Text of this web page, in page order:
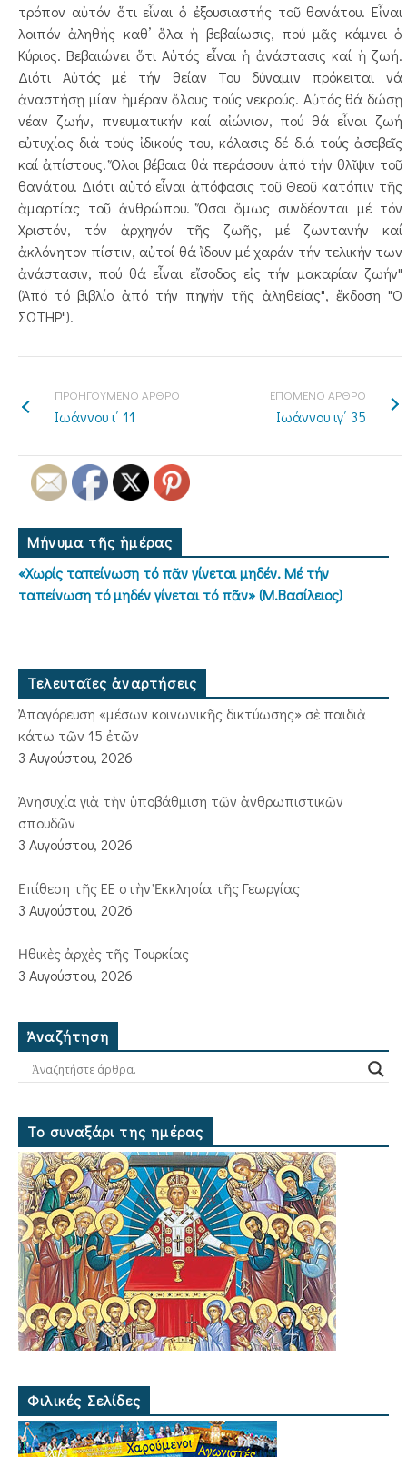
τρόπον αὐτόν ὅτι εἶναι ὁ ἐξουσιαστής τοῦ θανάτου. Εἶναι
λοιπόν ἀληθής καθ’ ὅλα ἡ βεβαίωσις, πού μᾶς κάμνει ὁ
Κύριος. Βεβαιώνει ὅτι Αὐτός εἶναι ἡ ἀνάστασις καί ἡ ζωή.
Διότι Αὐτός μέ τήν θείαν Του δύναμιν πρόκειται νά
ἀναστήσῃ μίαν ἡμέραν ὅλους τούς νεκρούς. Αὐτός θά δώσῃ
νέαν ζωήν, πνευματικήν καί αἰώνιον, πού θά εἶναι ζωή
εὐτυχίας διά τούς ἰδικούς του, κόλασις δέ διά τούς ἀσεβεῖς
καί ἀπίστους. Ὅλοι βέβαια θά περάσουν ἀπό τήν θλῖψιν τοῦ
θανάτου. Διότι αὐτό εἶναι ἀπόφασις τοῦ Θεοῦ κατόπιν τῆς
ἁμαρτίας τοῦ ἀνθρώπου. Ὅσοι ὅμως συνδέονται μέ τόν
Χριστόν, τόν ἀρχηγόν τῆς ζωῆς, μέ ζωντανήν καί
ἀκλόνητον πίστιν, αὐτοί θά ἴδουν μέ χαράν τήν τελικήν των
ἀνάστασιν, πού θά εἶναι εἴσοδος εἰς τήν μακαρίαν ζωήν"
(Ἀπό τό βιβλίο ἀπό τήν πηγήν τῆς ἀληθείας", ἔκδοση "Ο
ΣΩΤΗΡ").
ΠΡΟΗΓΟΥΜΕΝΟ ΑΡΘΡΟ
Ιωάννου ι΄ 11
ΕΠΟΜΕΝΟ ΑΡΘΡΟ
Ιωάννου ιγ΄ 35
Μήνυμα τῆς ἡμέρας
«Χωρίς ταπείνωση τό πᾶν γίνεται μηδέν. Μέ τήν
ταπείνωση τό μηδέν γίνεται τό πᾶν» (Μ.Βασίλειος)
Τελευταῖες ἀναρτήσεις
Ἀπαγόρευση «μέσων κοινωνικῆς δικτύωσης» σὲ παιδιὰ
κάτω τῶν 15 ἐτῶν
3 Αυγούστου, 2026
Ἀνησυχία γιὰ τὴν ὑποβάθμιση τῶν ἀνθρωπιστικῶν
σπουδῶν
3 Αυγούστου, 2026
Ἐπίθεση τῆς ΕΕ στὴν Ἐκκλησία τῆς Γεωργίας
3 Αυγούστου, 2026
Ἠθικὲς ἀρχὲς τῆς Τουρκίας
3 Αυγούστου, 2026
Ἀναζήτηση
Το συναξάρι της ημέρας
Φιλικές Σελίδες